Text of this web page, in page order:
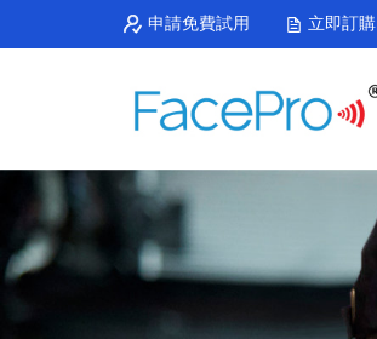
申請免費試用 立即訂購